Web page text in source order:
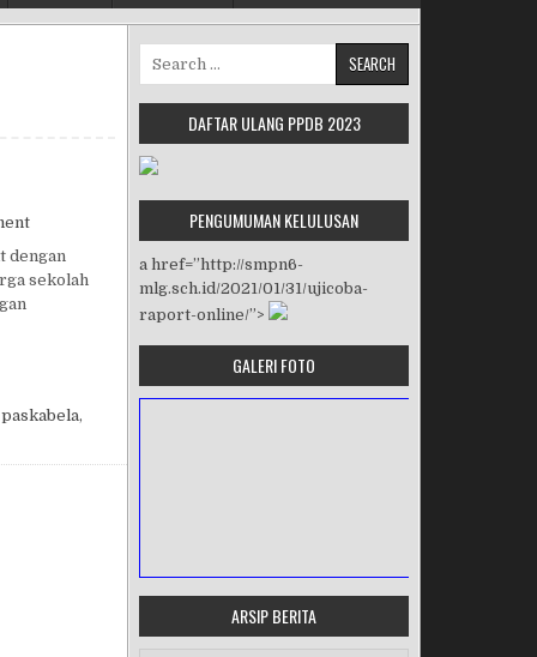
on KEDATANGAN JURI GSF
dengan
sekolah
paskabela,
Search for:
DAFTAR ULANG PPDB 2023
PENGUMUMAN KELULUSAN
a href=”http://smpn6-
mlg.sch.id/2021/01/31/ujicoba-
raport-online/”>
GALERI FOTO
ARSIP BERITA